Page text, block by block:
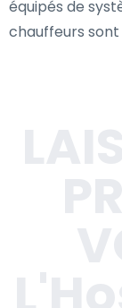
équipés de
chauffeurs